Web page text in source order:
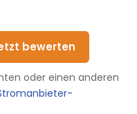
bewerten
oder einen anderen